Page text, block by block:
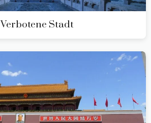
Verbotene Stadt